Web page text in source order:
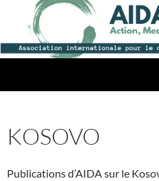
KOSOVO
Publications d’AIDA sur le